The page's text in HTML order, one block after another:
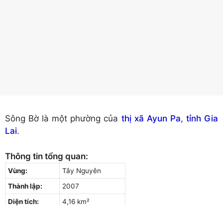
Sông Bờ là một phường của thị xã Ayun Pa, tỉnh Gia
Lai.
Thông tin tổng quan:
Vùng:
Tây Nguyên
Thành lập:
2007
Diện tích:
4,16 km²